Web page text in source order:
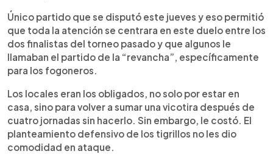
Único partido que se disputó este jueves y eso permitió
que toda la atención se centrara en este duelo entre los
dos finalistas del torneo pasado y que algunos le
llamaban el partido de la “revancha”, específicamente
para los fogoneros.
Los locales eran los obligados, no solo por estar en
casa, sino para volver a sumar una vicotira después de
cuatro jornadas sin hacerlo. Sin embargo, le costó. El
planteamiento defensivo de los tigrillos no les dio
comodidad en ataque.